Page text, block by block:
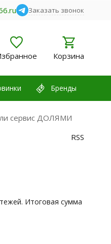
Заказать звонок
Корзина
Бренды
сервис ДОЛЯМИ
RSS
Итоговая сумма